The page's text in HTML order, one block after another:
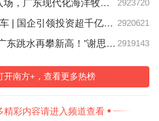
它更闪耀在清晨的公园、街角
的健身房……不同职业、年龄
动中突破自我，成为“凡人英
的冠军。详情>>
·小雪 | 岭南微寒启冬韵，赛场
千亿国资入场，广东现代化海洋牧场建设进入2.0时代｜聊点政经事 2923720
南方+早班车 | 国企引领投资超千亿！广东现代化海洋牧场建设提速 2920621
“希望带领广东跳水再攀新高！”谢思埸将亮相省运会开幕式 2919143
开南方+，查看更多热榜
精彩内容请进入频道查看